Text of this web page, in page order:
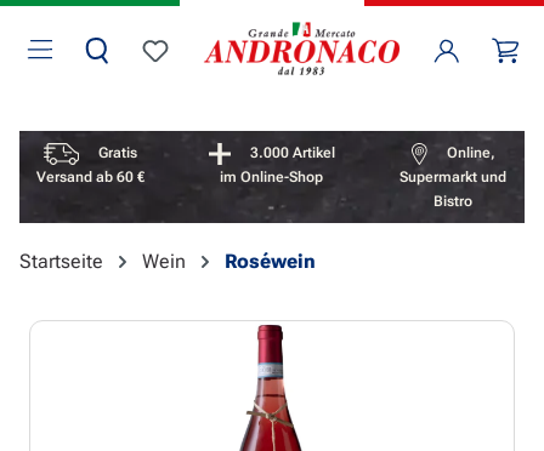
Zum Hauptinhalt springen
Du hast 0 Produkte auf dem Merkzettel
Vorteile überspringen
Gratis
Versand ab 60 €
3.000 Artikel
im Online-Shop
Online,
Supermarkt und
Bistro
Startseite Wein Roséwein
Bildergalerie überspringen